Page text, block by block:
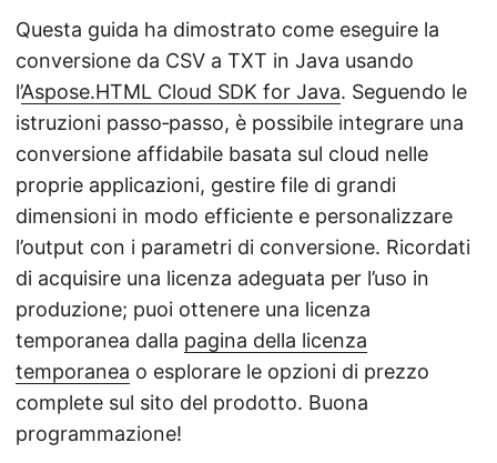
Questa guida ha dimostrato come eseguire la
conversione da CSV a TXT in Java usando
l’Aspose.HTML Cloud SDK for Java. Seguendo le
istruzioni passo‑passo, è possibile integrare una
conversione affidabile basata sul cloud nelle
proprie applicazioni, gestire file di grandi
dimensioni in modo efficiente e personalizzare
l’output con i parametri di conversione. Ricordati
di acquisire una licenza adeguata per l’uso in
produzione; puoi ottenere una licenza
temporanea dalla pagina della licenza
temporanea o esplorare le opzioni di prezzo
complete sul sito del prodotto. Buona
programmazione!